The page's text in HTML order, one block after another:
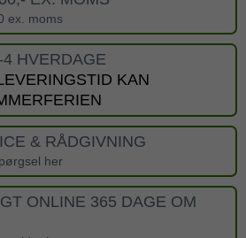
ex. moms
HVERDAGE
KAN
& RÅDGIVNING
her
ONLINE 365 DAGE OM